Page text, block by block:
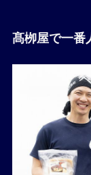
髙栁屋で一番